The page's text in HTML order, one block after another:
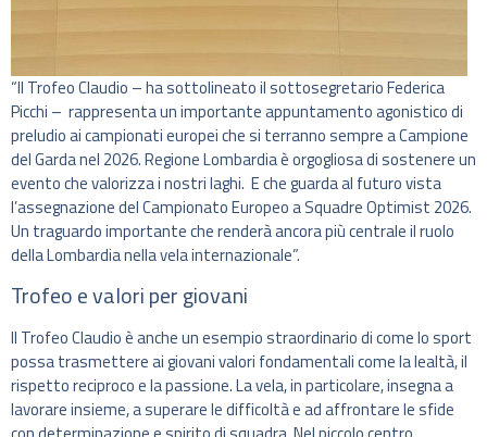
“Il Trofeo Claudio – ha sottolineato il sottosegretario Federica
Picchi – rappresenta un importante appuntamento agonistico di
preludio ai campionati europei che si terranno sempre a Campione
del Garda nel 2026. Regione Lombardia è orgogliosa di sostenere un
evento che valorizza i nostri laghi. E che guarda al futuro vista
l’assegnazione del Campionato Europeo a Squadre Optimist 2026.
Un traguardo importante che renderà ancora più centrale il ruolo
della Lombardia nella vela internazionale”.
Trofeo e valori per giovani
Il Trofeo Claudio è anche un esempio straordinario di come lo sport
possa trasmettere ai giovani valori fondamentali come la lealtà, il
rispetto reciproco e la passione. La vela, in particolare, insegna a
lavorare insieme, a superare le difficoltà e ad affrontare le sfide